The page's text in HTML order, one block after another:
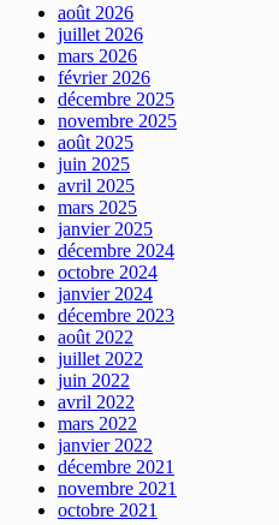
août 2026
juillet 2026
mars 2026
février 2026
décembre 2025
novembre 2025
août 2025
juin 2025
avril 2025
mars 2025
janvier 2025
décembre 2024
octobre 2024
janvier 2024
décembre 2023
août 2022
juillet 2022
juin 2022
avril 2022
mars 2022
janvier 2022
décembre 2021
novembre 2021
octobre 2021